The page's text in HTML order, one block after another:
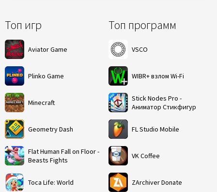
Топ игр
Aviator Game
Plinko Game
Minecraft
Geometry Dash
Flat Human Fall on Floor -
Beasts Fights
Toca Life: World
Топ программ
VSCO
WIBR+ взлом Wi-Fi
Stick Nodes Pro -
Аниматор Стикфигур
FL Studio Mobile
VK Coffee
ZArchiver Donate